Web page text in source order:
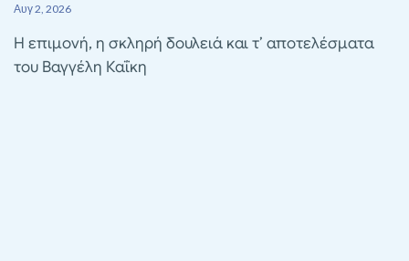
Αυγ 2, 2026
Η επιμονή, η σκληρή δουλειά και τ’ αποτελέσματα
του Βαγγέλη Καΐκη